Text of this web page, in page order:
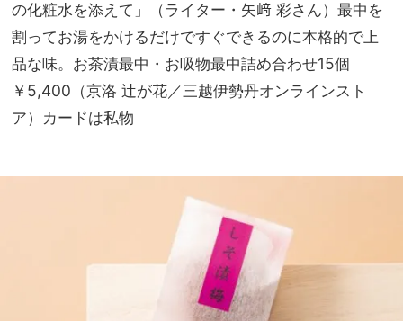
の化粧水を添えて」（ライター・矢﨑 彩さん）最中を
割ってお湯をかけるだけですぐできるのに本格的で上
品な味。お茶漬最中・お吸物最中詰め合わせ15個
￥5,400（京洛 辻が花／三越伊勢丹オンラインスト
ア）カードは私物